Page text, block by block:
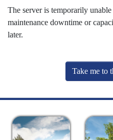
The server is temporarily
maintenance downtime or
later.
Take me to